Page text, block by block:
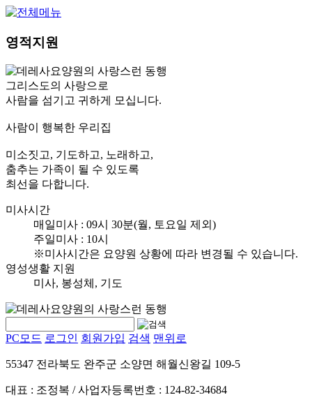
영적지원
그리스도의 사랑으로
사람을 섬기고 귀하게 모십니다.
사람이 행복한 우리집
미소짓고, 기도하고, 노래하고,
춤추는 가족이 될 수 있도록
최선을 다합니다.
미사시간
매일미사 : 09시 30분(월, 토요일 제외)
주일미사 : 10시
※미사시간은 요양원 상황에 따라 변경될 수 있습니다.
영성생활 지원
미사, 봉성체, 기도
PC모드 로그인 회원가입 검색 맨위로
55347 전라북도 완주군 소양면 해월신왕길 109-5
대표 : 조정복 / 사업자등록번호 : 124-82-34684